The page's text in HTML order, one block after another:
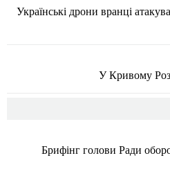
Українські дрони вранці
У Кривому
Брифінг голови Ради